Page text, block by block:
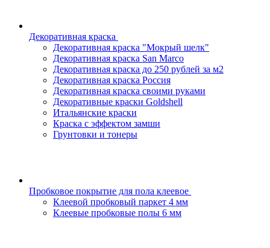
Декоративная краска
Декоративная краска "Мокрый шелк"
Декоративная краска San Marco
Декоративная краска до 250 рублей за м2
Декоративная краска Россия
Декоративная краска своими руками
Декоративные краски Goldshell
Итальянские краски
Краска с эффектом замши
Грунтовки и тонеры
Пробковое покрытие для пола клеевое
Клеевой пробковый паркет 4 мм
Клеевые пробковые полы 6 мм